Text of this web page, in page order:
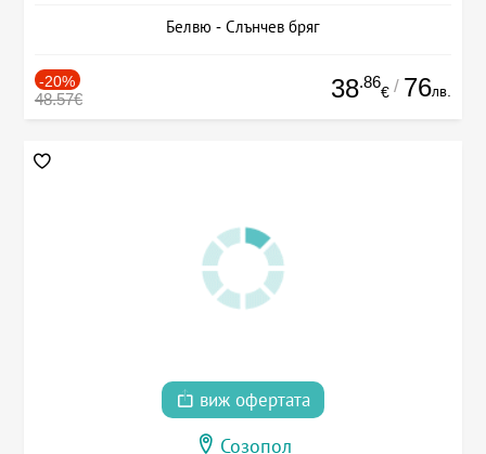
Белвю - Слънчев бряг
-20%
48.57€ 38.86
€ / 76лв.
виж офертата
Созопол